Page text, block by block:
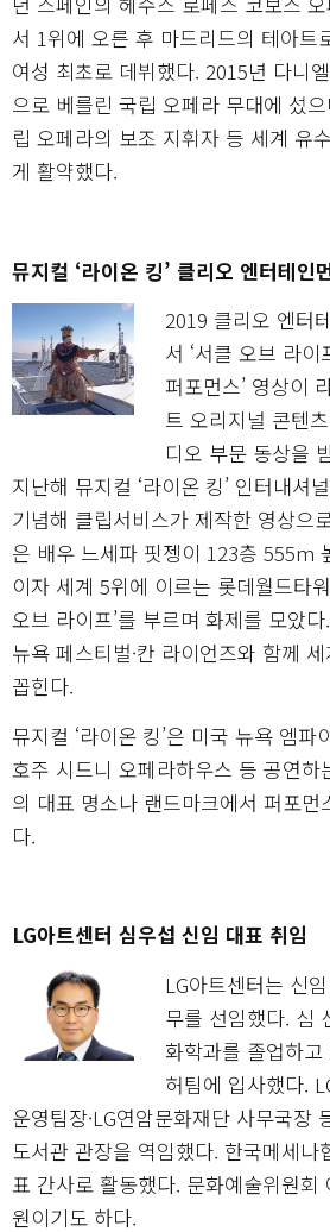
서 1위에 오른 후 마드리드의 테아트
여성 최초로 데뷔했다. 2015년 다니
으로 베를린 국립 오페라 무대에 섰
립 오페라의 보조 지휘자 등 세계 유
게 활약했다.
뮤지컬 ‘라이온 킹’ 클리오 엔터테인
2019 클리오 엔터
서 ‘서클 오브 라
퍼포먼스’ 영상이
트 오리지널 콘텐
디오 부문 동상을
지난해 뮤지컬 ‘라이온 킹’ 인터내셔
기념해 클립서비스가 제작한 영상으
은 배우 느세파 핏젱이 123층 555m
이자 세계 5위에 이르는 롯데월드타
오브 라이프’를 부르며 화제를 모았
뉴욕 페스티벌·칸 라이언즈와 함께
꼽힌다.
뮤지컬 ‘라이온 킹’은 미국 뉴욕 엠파
호주 시드니 오페라하우스 등 공연하
의 대표 명소나 랜드마크에서 퍼포먼
다.
LG아트센터 심우섭 신임 대표 취임
LG아트센터는 신
무를 선임했다. 심
화학과를 졸업하
허팀에 입사했다.
운영팀장·LG연암문화재단 사무국장
도서관 관장을 역임했다. 한국메세나
표 간사로 활동했다. 문화예술위원회
원이기도 하다.